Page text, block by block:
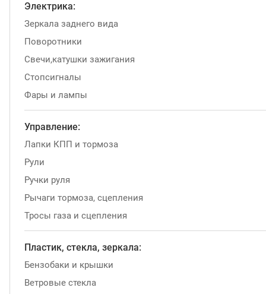
Электрика:
Зеркала заднего вида
Поворотники
Свечи,катушки зажигания
Стопсигналы
Фары и лампы
Управление:
Лапки КПП и тормоза
Рули
Ручки руля
Рычаги тормоза, сцепления
Тросы газа и сцепления
Пластик, стекла, зеркала:
Бензобаки и крышки
Ветровые стекла